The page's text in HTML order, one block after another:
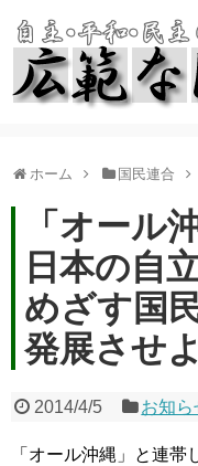
ホーム 国民連合
「オール
日本の自
めざす国
発展させ
2014/4/5 お知ら
「オール沖縄」と連